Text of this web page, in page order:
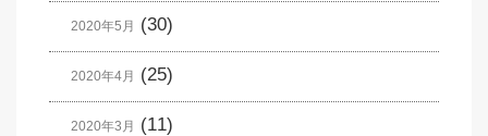
2020年5月 (30)
2020年4月 (25)
2020年3月 (11)